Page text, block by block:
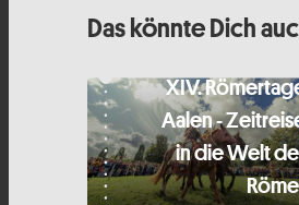
Das könnte Dich
XIV.
Aalen -
in die Welt